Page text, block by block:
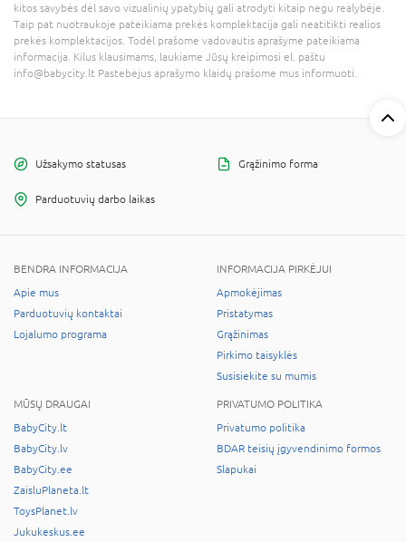
kitos savybės dėl savo vizualinių ypatybių gali atrodyti kitaip negu realybėje.
Taip pat nuotraukoje pateikiama prekės komplektacija gali neatitikti realios
prekės komplektacijos. Todėl prašome vadovautis aprašyme pateikiama
informacija. Kilus klausimams, laukiame Jūsų kreipimosi el. paštu
info@babycity.lt Pastebėjus aprašymo klaidų prašome mus informuoti.
Užsakymo statusas Grąžinimo forma
Parduotuvių darbo laikas
BENDRA INFORMACIJA
Apie mus
Parduotuvių kontaktai
Lojalumo programa
INFORMACIJA PIRKĖJUI
Apmokėjimas
Pristatymas
Grąžinimas
Pirkimo taisyklės
Susisiekite su mumis
MŪSŲ DRAUGAI
BabyCity.lt
BabyCity.lv
BabyCity.ee
ZaisluPlaneta.lt
ToysPlanet.lv
Jukukeskus.ee
PRIVATUMO POLITIKA
Privatumo politika
BDAR teisių įgyvendinimo formos
Slapukai